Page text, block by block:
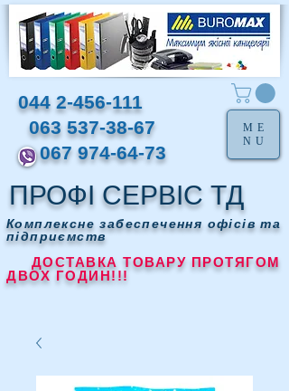
ПРОФІ СЕРВІС ТД
Комплексне забеспечення офісів та
підприємств
ДОСТАВКА ТОВАРУ ПРОТЯГОМ
ДВОХ ГОДИН!!!
044 2-456-111
063 537-38-67
067 974-64-73
ME
NU